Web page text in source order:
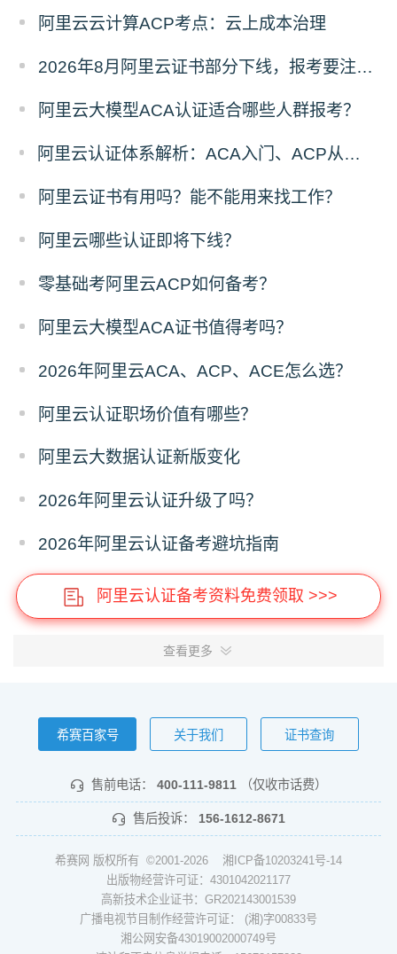
阿里云云计算ACP考点：云上成本治理
2026年8月阿里云证书部分下线，报考要注意哪些？
阿里云大模型ACA认证适合哪些人群报考？
阿里云认证体系解析：ACA入门、ACP从业、ACE专家进阶路线
阿里云证书有用吗？能不能用来找工作？
阿里云哪些认证即将下线？
零基础考阿里云ACP如何备考？
阿里云大模型ACA证书值得考吗？
2026年阿里云ACA、ACP、ACE怎么选？
阿里云认证职场价值有哪些？
阿里云大数据认证新版变化
2026年阿里云认证升级了吗？
2026年阿里云认证备考避坑指南
阿里云认证备考资料免费领取 >>>
查看更多
希赛百家号 关于我们 证书查询
售前电话： 400-111-9811 （仅收市话费）
售后投诉： 156-1612-8671
希赛网 版权所有 ©2001-2026 湘ICP备10203241号-14
出版物经营许可证：4301042021177
高新技术企业证书：GR202143001539
广播电视节目制作经营许可证： (湘)字00833号
湘公网安备43019002000749号